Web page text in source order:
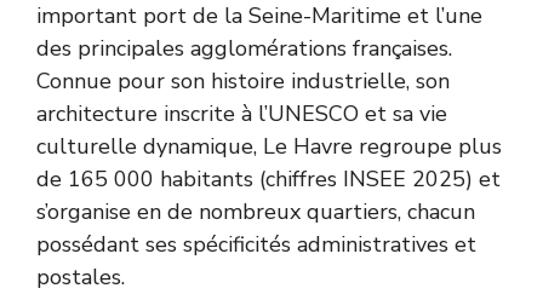
important port de la Seine-Maritime et l’une
des principales agglomérations françaises.
Connue pour son histoire industrielle, son
architecture inscrite à l’UNESCO et sa vie
culturelle dynamique, Le Havre regroupe plus
de 165 000 habitants (chiffres INSEE 2025) et
s’organise en de nombreux quartiers, chacun
possédant ses spécificités administratives et
postales.